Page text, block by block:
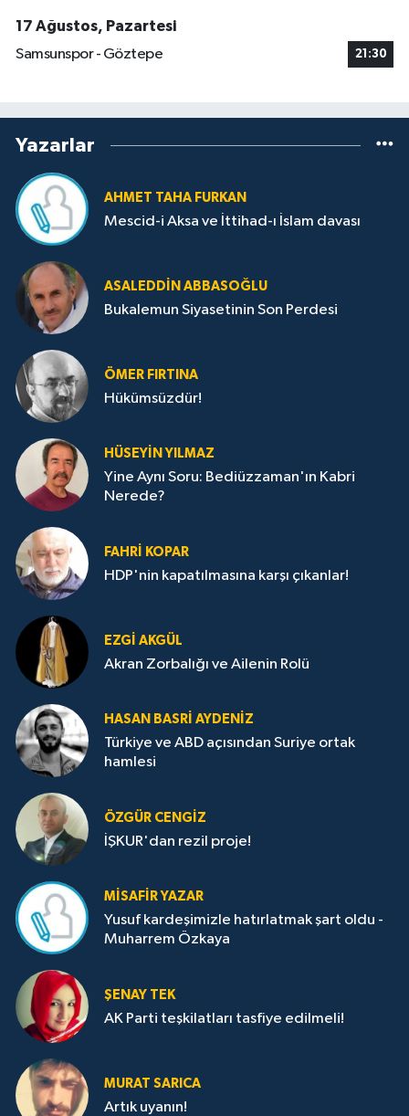
17 Ağustos, Pazartesi
Samsunspor - Göztepe
21:30
Yazarlar
AHMET TAHA FURKAN
Mescid-i Aksa ve İttihad-ı İslam davası
ASALEDDIN ABBASOĞLU
Bukalemun Siyasetinin Son Perdesi
ÖMER FIRTINA
Hükümsüzdür!
HÜSEYIN YILMAZ
Yine Aynı Soru: Bediüzzaman'ın Kabri
Nerede?
FAHRI KOPAR
HDP'nin kapatılmasına karşı çıkanlar!
EZGI AKGÜL
Akran Zorbalığı ve Ailenin Rolü
HASAN BASRI AYDENIZ
Türkiye ve ABD açısından Suriye ortak
hamlesi
ÖZGÜR CENGIZ
İŞKUR'dan rezil proje!
MISAFIR YAZAR
Yusuf kardeşimizle hatırlatmak şart oldu -
Muharrem Özkaya
ŞENAY TEK
AK Parti teşkilatları tasfiye edilmeli!
MURAT SARICA
Artık uyanın!